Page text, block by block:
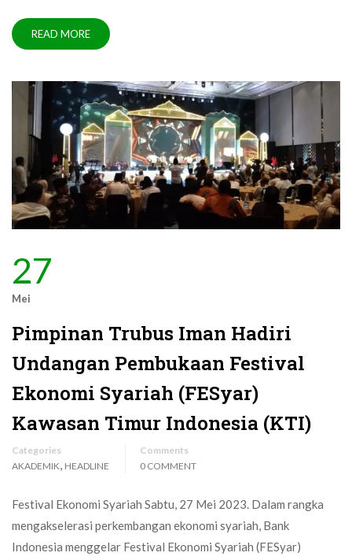
READ MORE
27
Mei
Pimpinan Trubus Iman Hadiri
Undangan Pembukaan Festival
Ekonomi Syariah (FESyar)
Kawasan Timur Indonesia (KTI)
Categories
AKADEMIK, HEADLINE
Comments
0 COMMENT
Festival Ekonomi Syariah Sabtu, 27 Mei 2023. Dalam rangka
mengakselerasi perkembangan ekonomi syariah, Bank
Indonesia menggelar Festival Ekonomi Syariah (FESyar)